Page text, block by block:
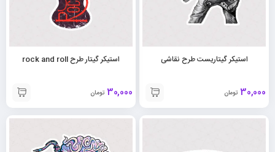
استیکر گیتاریست طرح نقاشی
30,000 تومان
استیکر گیتار طرح rock and roll
30,000 تومان